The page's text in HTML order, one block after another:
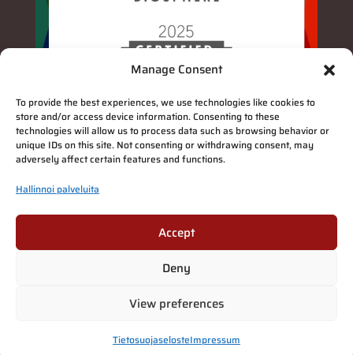
Manage Consent
To provide the best experiences, we use technologies like cookies to
store and/or access device information. Consenting to these
technologies will allow us to process data such as browsing behavior or
unique IDs on this site. Not consenting or withdrawing consent, may
adversely affect certain features and functions.
Hallinnoi palveluita
Accept
Deny
View preferences
TietosuojaselosteImpressum
Tietosuojaseloste
Englanti
(Ranska) Italiano